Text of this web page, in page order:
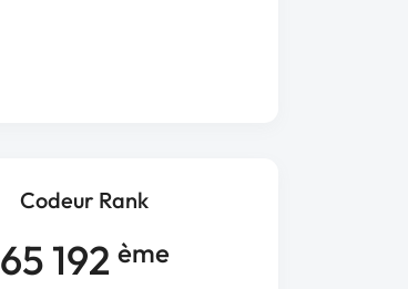
Codeur Rank
65 192 ème